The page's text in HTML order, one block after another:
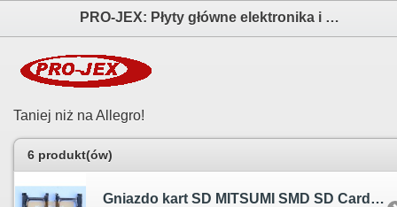
PRO-JEX: Płyty główne elektronika i akcesoria aparatów fotograficznych
Taniej niż na Allegro!
6 produkt(ów)
Gniazdo kart SD MITSUMI SMD SD Card Slot